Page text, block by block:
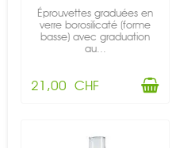
Éprouvettes graduées en
verre borosilicaté (forme
basse) avec graduation
au...
21,00 CHF